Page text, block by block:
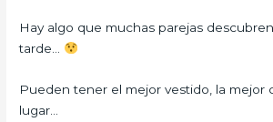
Hay algo que muchas parejas
tarde…
Pueden tener el mejor vestido, la mejor
lugar…